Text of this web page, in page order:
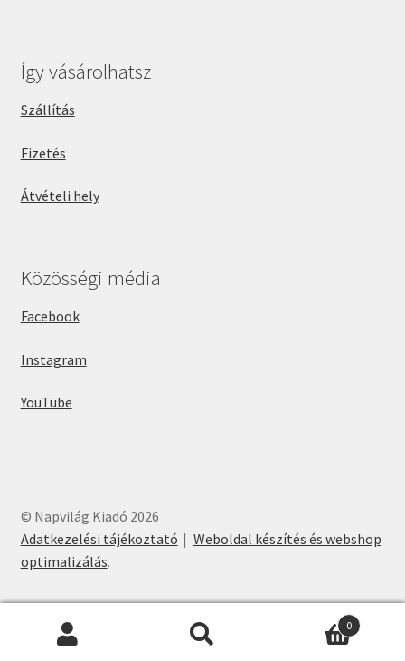
Így vásárolhatsz
Szállítás
Fizetés
Átvételi hely
Közösségi média
Facebook
Instagram
YouTube
© Napvilág Kiadó 2026
Adatkezelési tájékoztató
Weboldal készítés és webshop
optimalizálás.
Keresés
0